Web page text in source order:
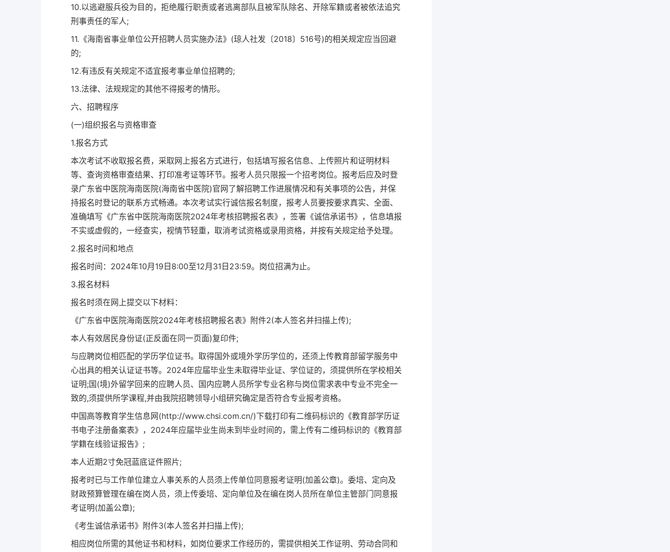
10.以逃避服兵役为目的，拒绝履行职责或者逃离部队且被军队除名、开除军籍或者被依法追究
刑事责任的军人;
11.《海南省事业单位公开招聘人员实施办法》(琼人社发〔2018〕516号)的相关规定应当回避
的;
12.有违反有关规定不适宜报考事业单位招聘的;
13.法律、法规规定的其他不得报考的情形。
六、招聘程序
(一)组织报名与资格审查
1.报名方式
本次考试不收取报名费，采取网上报名方式进行，包括填写报名信息、上传照片和证明材料
等、查询资格审查结果、打印准考证等环节。报考人员只限报一个招考岗位。报考后应及时登
录广东省中医院海南医院(海南省中医院)官网了解招聘工作进展情况和有关事项的公告，并保
持报名时登记的联系方式畅通。本次考试实行诚信报名制度，报考人员要按要求真实、全面、
准确填写《广东省中医院海南医院2024年考核招聘报名表》，签署《诚信承诺书》，信息填报
不实或虚假的，一经查实，视情节轻重，取消考试资格或录用资格，并按有关规定给予处理。
2.报名时间和地点
报名时间：2024年10月19日8:00至12月31日23:59。岗位招满为止。
3.报名材料
报名时须在网上提交以下材料：
《广东省中医院海南医院2024年考核招聘报名表》附件2(本人签名并扫描上传);
本人有效居民身份证(正反面在同一页面)复印件;
与应聘岗位相匹配的学历学位证书。取得国外或境外学历学位的，还须上传教育部留学服务中
心出具的相关认证证书等。2024年应届毕业生未取得毕业证、学位证的，须提供所在学校相关
证明;国(境)外留学回来的应聘人员、国内应聘人员所学专业名称与岗位需求表中专业不完全一
致的,须提供所学课程,并由我院招聘领导小组研究确定是否符合专业报考资格。
中国高等教育学生信息网(http://www.chsi.com.cn/)下载打印有二维码标识的《教育部学历证
书电子注册备案表》，2024年应届毕业生尚未到毕业时间的，需上传有二维码标识的《教育部
学籍在线验证报告》;
本人近期2寸免冠蓝底证件照片;
报考时已与工作单位建立人事关系的人员须上传单位同意报考证明(加盖公章)。委培、定向及
财政预算管理在编在岗人员，须上传委培、定向单位及在编在岗人员所在单位主管部门同意报
考证明(加盖公章);
《考生诚信承诺书》附件3(本人签名并扫描上传);
相应岗位所需的其他证书和材料，如岗位要求工作经历的，需提供相关工作证明、劳动合同和